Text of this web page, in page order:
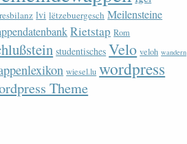
lvi lëtzebuergesch Meilensteine
Rietstap Rom
studentisches Velo veloh wandern
wiesel.lu wordpress
Theme